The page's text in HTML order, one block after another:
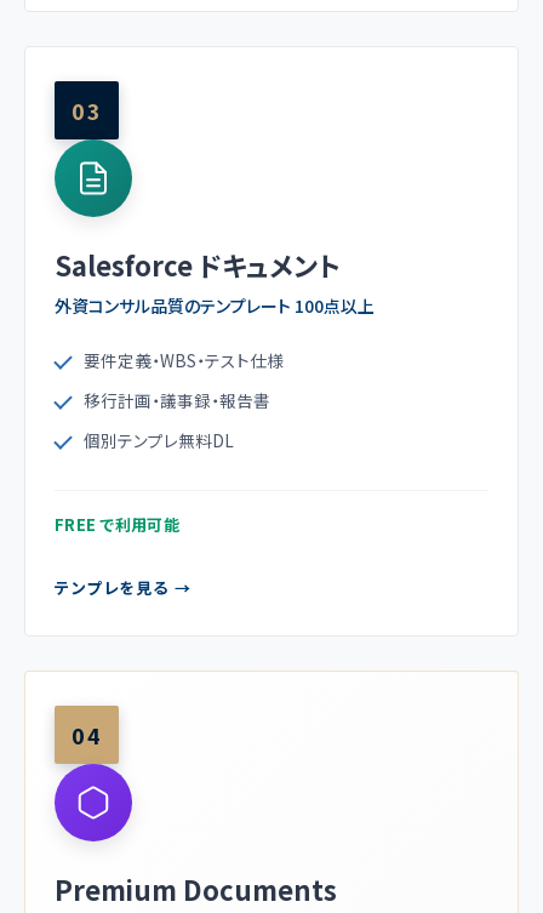
03
Salesforce ドキュメント
外資コンサル品質のテンプレート 100点以上
要件定義・WBS・テスト仕様
移行計画・議事録・報告書
個別テンプレ無料DL
FREE で利用可能
テンプレを見る →
04
Premium Documents